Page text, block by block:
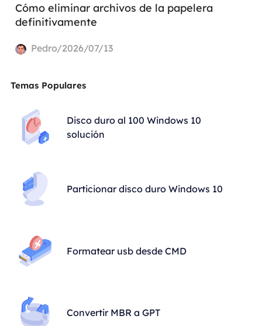
Cómo eliminar archivos de la papelera
definitivamente
Pedro/2026/07/13
Temas Populares
Disco duro al 100 Windows 10
solución
Particionar disco duro Windows 10
Formatear usb desde CMD
Convertir MBR a GPT